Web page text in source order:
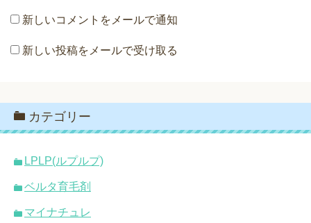
新しいコメントをメールで通知
新しい投稿をメールで受け取る
カテゴリー
LPLP(ルプルプ)
ベルタ育毛剤
マイナチュレ